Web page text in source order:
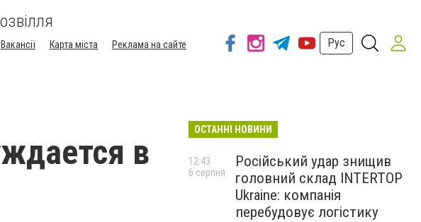
Вакансії Карта міста
Реклама на сайте
Рус
в
ОСТАННІ НОВИНИ
Російський удар знищив
головний склад INTERTOP
Ukraine: компанія
перебудовує логістику
12:43
6 серпня